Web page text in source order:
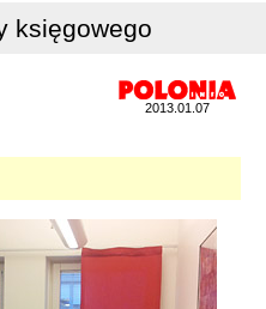
księgowego
2013.01.07